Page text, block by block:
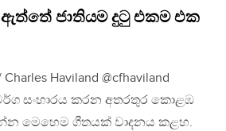
ඇත්තේ ජාතියම දුටු එකම එක
Haviland @cfhaviland
සංහාරය කරන අතරතුර කොළඹ
මෙහෙම ගීතයක් වාදනය කළහ.